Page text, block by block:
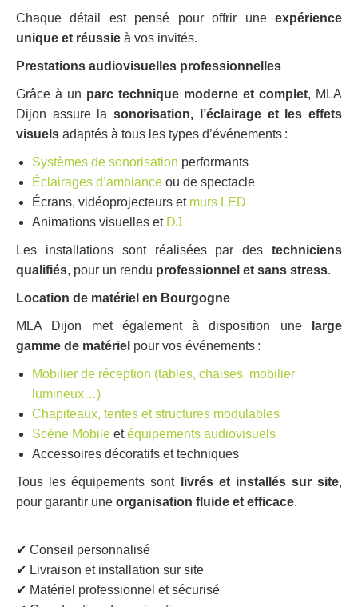
Chaque détail est pensé pour offrir une expérience
unique et réussie à vos invités.
Prestations audiovisuelles professionnelles
Grâce à un parc technique moderne et complet, MLA
Dijon assure lasonorisation, l’éclairage et les effets
visuels adaptés à tous les types d’événements :
Systèmes de sonorisation performants
Éclairages d’ambiance ou de spectacle
Écrans, vidéoprojecteurs et murs LED
Animations visuelles et DJ
Les installations sont réalisées par des techniciens
qualifiés, pour un rendu professionnel et sans stress.
Location de matériel en Bourgogne
MLA Dijon met également à disposition une
large
gamme de matériel pour vos événements :
Mobilier de réception (tables, chaises, mobilier
lumineux…)
Chapiteaux, tentes et structures modulables
Scène Mobile etéquipements audiovisuels
Accessoires décoratifs et techniques
Tous les équipements sont livrés et installés sur site,
pour garantir une organisation fluide et efficace.
✔ Conseil personnalisé
✔ Livraison et installation sur site
✔ Matériel professionnel et sécurisé